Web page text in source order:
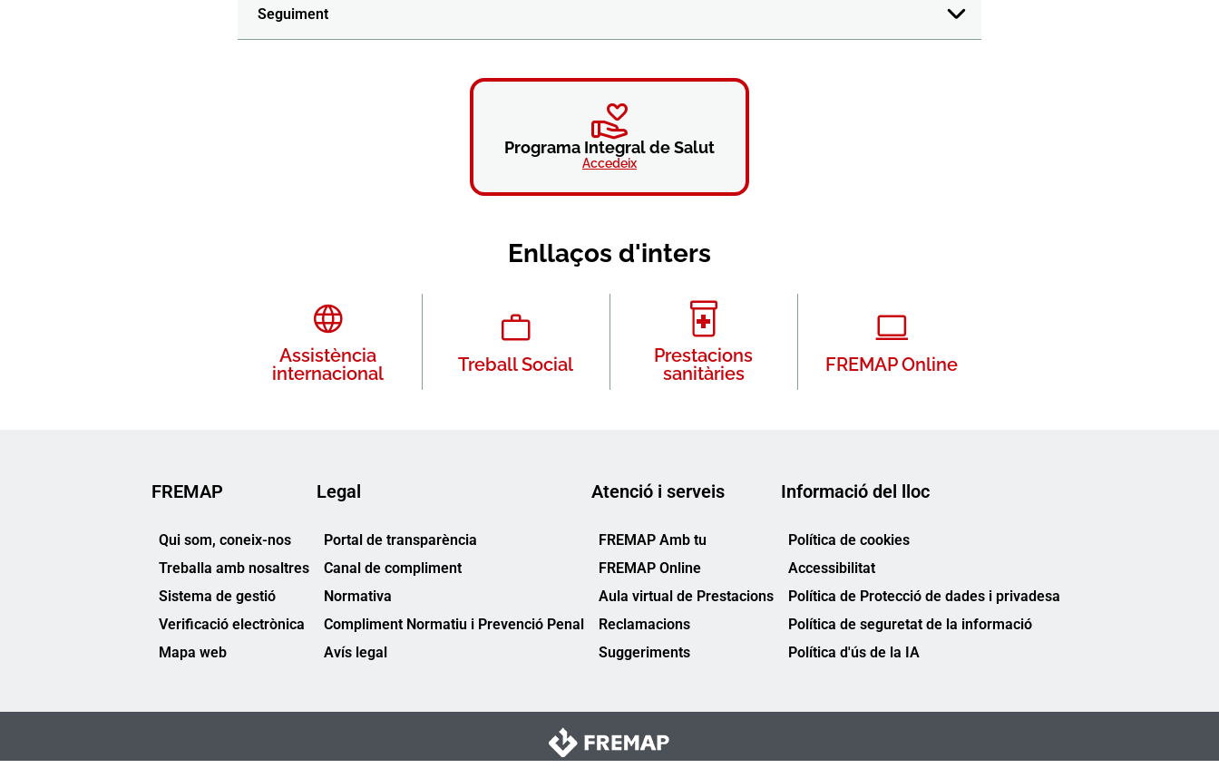
Seguiment
Programa Integral de Salut
Accedeix
Enllaços d'inters
Assistència
internacional
Treball Social
Prestacions
sanitàries
FREMAP Online
FREMAP
Qui som, coneix-nos
Treballa amb nosaltres
Sistema de gestió
Verificació electrònica
Mapa web
Legal
Portal de transparència
Canal de compliment
Normativa
Compliment Normatiu i Prevenció Penal
Avís legal
Atenció i serveis
FREMAP Amb tu
FREMAP Online
Aula virtual de Prestacions
Reclamacions
Suggeriments
Informació del lloc
Política de cookies
Accessibilitat
Política de Protecció de dades i privadesa
Política de seguretat de la informació
Política d'ús de la IA